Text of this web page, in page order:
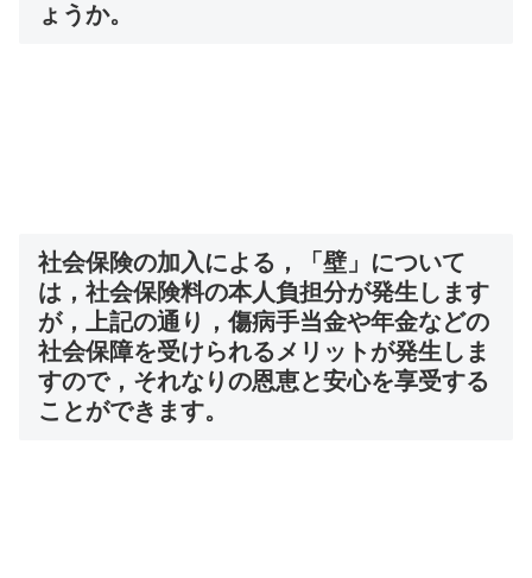
ょうか。
社会保険の加入による，「壁」について
は，社会保険料の本人負担分が発生します
が，上記の通り，傷病手当金や年金などの
社会保障を受けられるメリットが発生しま
すので，それなりの恩恵と安心を享受する
ことができます。